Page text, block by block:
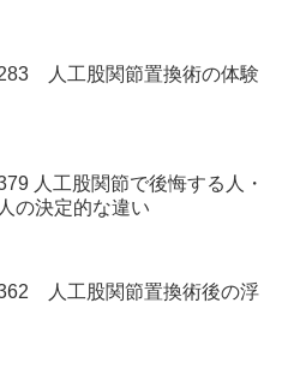
人工股関節置換術の体験
人工股関節で後悔する人・
の決定的な違い
人工股関節置換術後の浮